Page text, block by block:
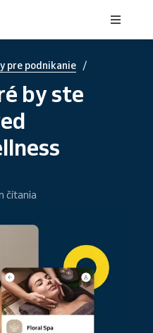
pre podnikanie /
by ste
čítania